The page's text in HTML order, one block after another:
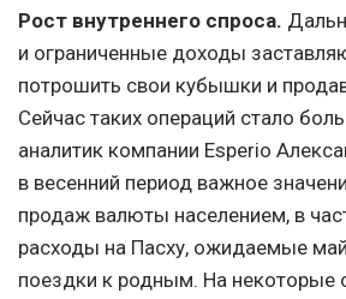
Рост внутреннего спроса.
и ограниченные доходы
потрошить свои кубышки и
Сейчас таких операций стало
аналитик компании Esperio
в весенний период важное
продаж валюты населением, в
расходы на Пасху, ожидаемые
поездки к родным. На некоторые